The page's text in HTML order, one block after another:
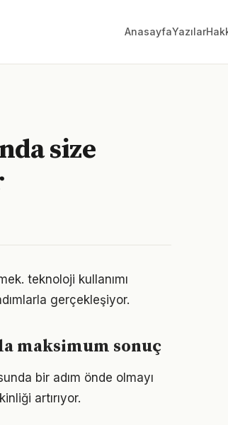
AnasayfaYazılar
size
teknoloji kullanımı
gerçekleşiyor.
maksimum sonuç
bir adım önde olmayı
artırıyor.